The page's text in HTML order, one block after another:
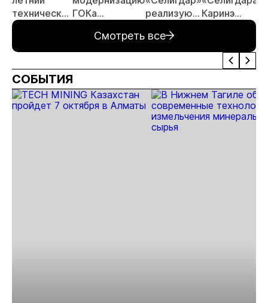
технический
совет
ГОКа
Якутии
реализуют
пилотный
проект
Каринэ
Смотреть все
СОБЫТИЯ